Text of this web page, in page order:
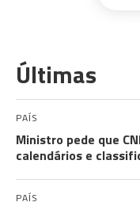
Últimas
PAÍS
Ministro pede que
calendários e
PAÍS